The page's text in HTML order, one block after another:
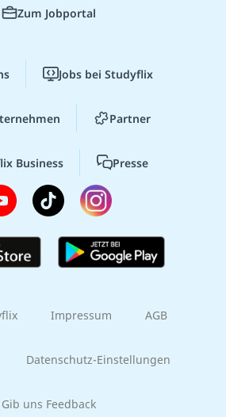
Zum Jobportal
Jobs bei Studyflix
Partner
Business Presse
Impressum AGB
Datenschutz-Einstellungen
Gib uns Feedback